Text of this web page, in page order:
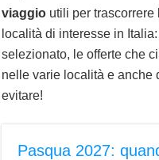
viaggio utili per trascorrere
località di interesse in
selezionato, le offerte che
nelle varie località e
evitare!
Pasqua 2027: